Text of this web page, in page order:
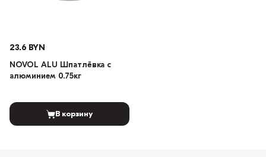
23.6 BYN
NOVOL ALU Шпатлёвка с
алюминием 0.75кг
В корзину